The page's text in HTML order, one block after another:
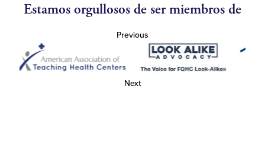
Estamos orgullosos de ser miembros de
Previous
Next